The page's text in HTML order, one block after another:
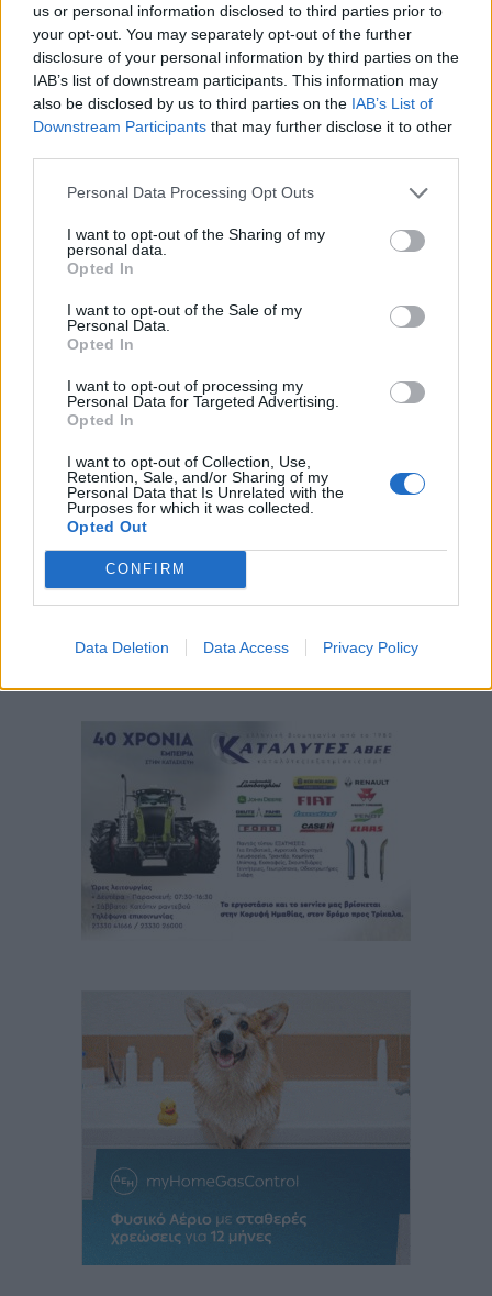
us or personal information disclosed to third parties prior to
your opt-out. You may separately opt-out of the further
disclosure of your personal information by third parties on the
IAB’s list of downstream participants. This information may
also be disclosed by us to third parties on the IAB’s List of
Downstream Participants that may further disclose it to other
Personal Data Processing Opt Outs
I want to opt-out of the Sharing of my
personal data.
Opted In
I want to opt-out of the Sale of my
Personal Data.
Opted In
I want to opt-out of processing my
Personal Data for Targeted Advertising.
Opted In
I want to opt-out of Collection, Use,
Retention, Sale, and/or Sharing of my
Personal Data that Is Unrelated with the
Purposes for which it was collected.
Opted Out
CONFIRM
Data Deletion Data Access Privacy Policy